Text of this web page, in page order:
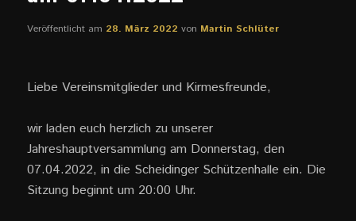
Veröffentlicht am 28. März 2022 von Martin Schlüter
Liebe Vereinsmitglieder und Kirmesfreunde,
wir laden euch herzlich zu unserer
Jahreshauptversammlung am Donnerstag, den
07.04.2022, in die Scheidinger Schützenhalle ein. Die
Sitzung beginnt um 20:00 Uhr.